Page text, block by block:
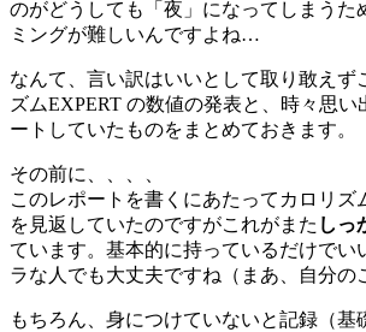
のがどうしても「夜」になってしまうた
ミングが難しいんですよね…
なんて、言い訳はいいとして取り敢えず
ズムEXPERT の数値の発表と、時々思い
ートしていたものをまとめておきます。
その前に、、、、
このレポートを書くにあたってカロリズ
を見返していたのですがこれがまた しっ
ています。基本的に持っているだけでい
ラな人でも大丈夫ですね（まあ、自分の
もちろん、身につけていないと記録（基